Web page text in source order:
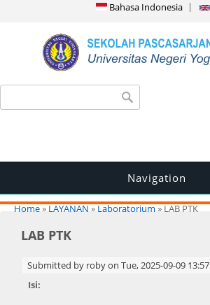
Bahasa Indonesia
Search form
Navigation
You are here
Home» LAYANAN » Laboratorium» LAB PTK
LAB PTK
Submitted by robyon Tue, 2025-09-09 13:57
Isi: